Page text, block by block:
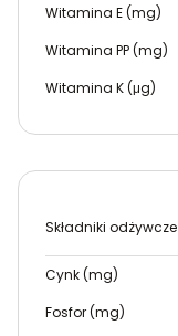
Witamina E (mg)
Witamina PP (mg)
Witamina K (μg)
Składniki odżywcze
Cynk (mg)
Fosfor (mg)